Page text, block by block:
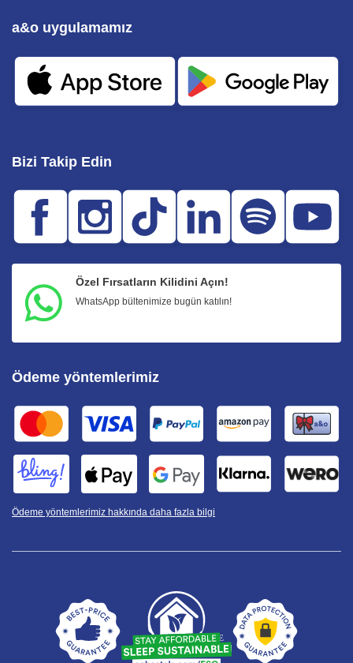
Bizi Takip Edin
Özel Fırsatların Kilidini Açın!
WhatsApp bültenimize bugün katılın!
a&o uygulamamız
Ödeme yöntemlerimiz
Ödeme yöntemlerimiz hakkında daha fazla bilgi